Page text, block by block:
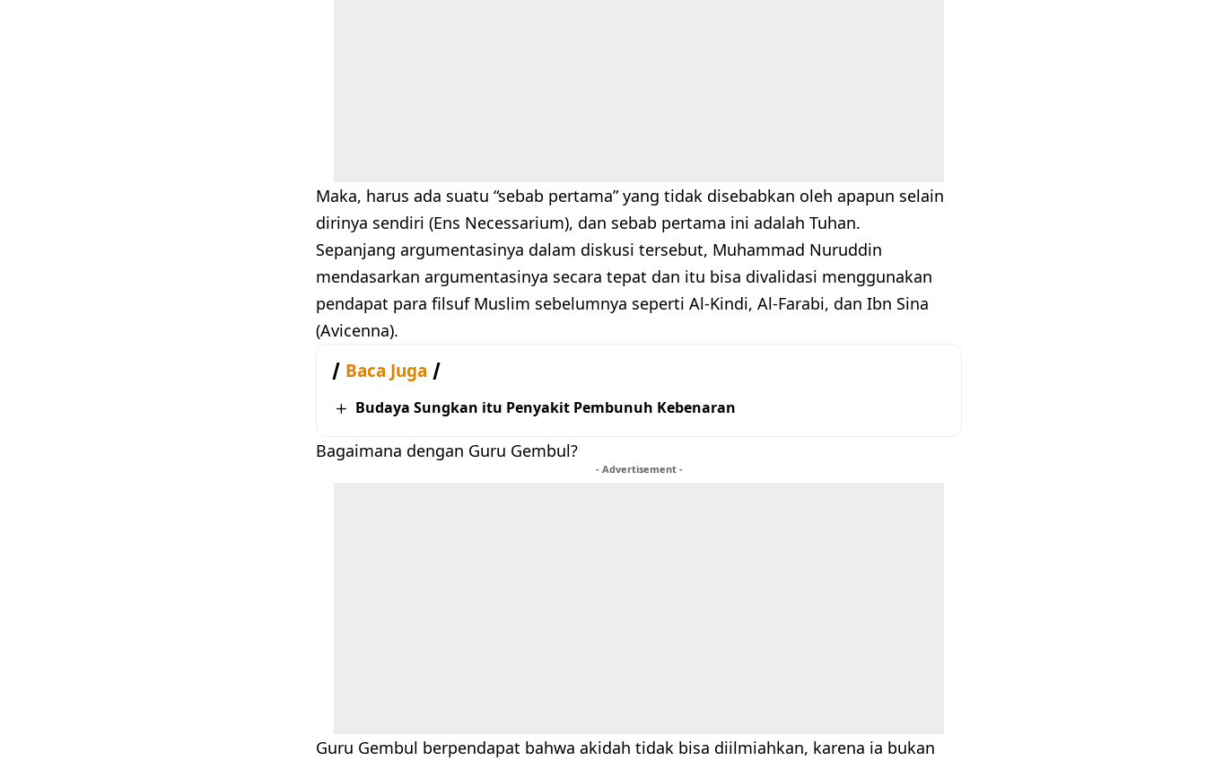
Maka, harus ada suatu “sebab pertama” yang tidak disebabkan oleh apapun selain
dirinya sendiri (Ens Necessarium), dan sebab pertama ini adalah Tuhan.
Sepanjang argumentasinya dalam diskusi tersebut, Muhammad Nuruddin
mendasarkan argumentasinya secara tepat dan itu bisa divalidasi menggunakan
pendapat para filsuf Muslim sebelumnya seperti Al-Kindi, Al-Farabi, dan Ibn Sina
(Avicenna).
Baca Juga
Budaya Sungkan itu Penyakit Pembunuh Kebenaran
Bagaimana dengan Guru Gembul?
- Advertisement -
Guru Gembul berpendapat bahwa akidah tidak bisa diilmiahkan, karena ia bukan